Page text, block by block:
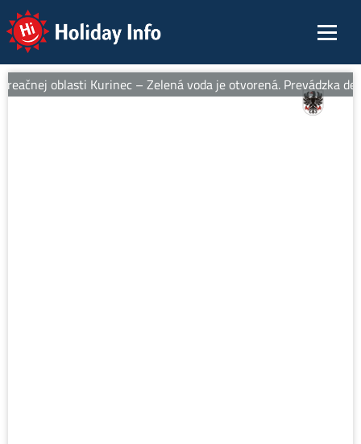
Holiday Info
oblasti Kurinec – Zelená voda je otvorená. Prevádzka